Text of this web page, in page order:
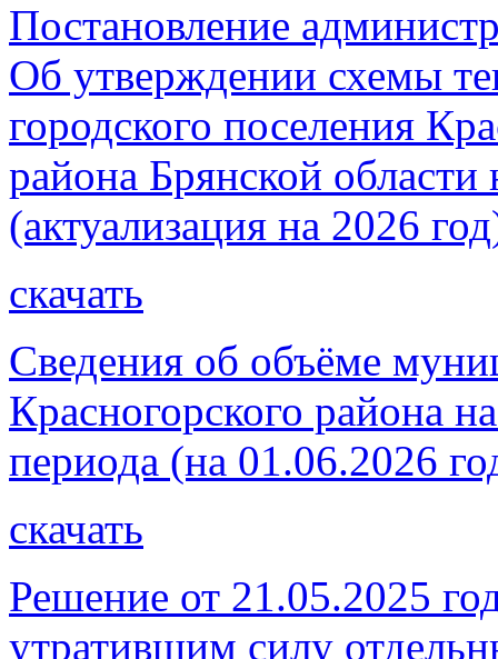
Постановление
Об утверждении схемы
городского поселения
района Брянской
(актуализация на 2026
скачать
Сведения об объёме
Красногорского района
периода (на 01.06.2026
скачать
Решение от 21.05.2025
утратившим силу